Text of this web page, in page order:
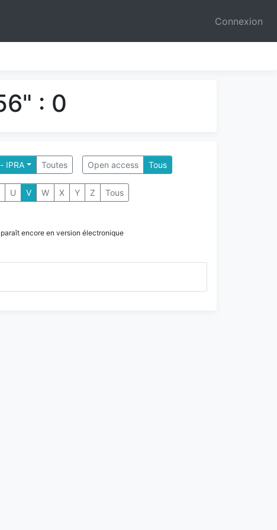
Connexion
: 0
IPRA Toutes Open access Tous
U V W X Y Z Tous
encore en version électronique